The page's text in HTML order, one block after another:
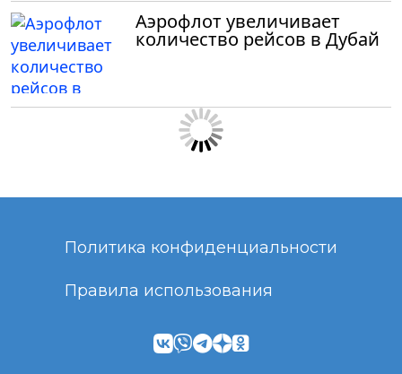
Аэрофлот увеличивает
количество рейсов в Дубай
Политика конфиденциальности
Правила использования